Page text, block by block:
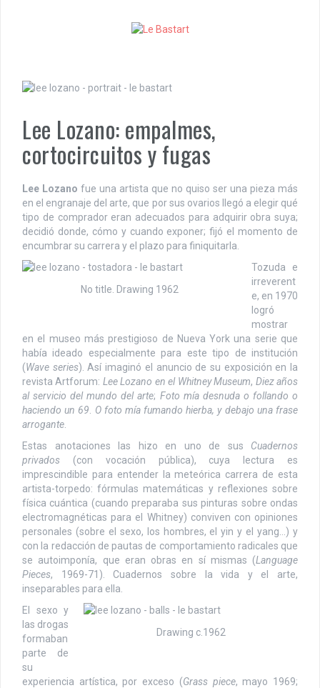
Lee Lozano: empalmes,
cortocircuitos y fugas
Lee Lozano fue una artista que no quiso ser una pieza más
en el engranaje del arte, que por sus ovarios llegó a elegir qué
tipo de comprador eran adecuados para adquirir obra suya;
decidió donde, cómo y cuando exponer; fijó el momento de
encumbrar su carrera y el plazo para finiquitarla.
No title. Drawing 1962
Tozuda e
irreverent
e, en 1970
logró
mostrar
en el museo más prestigioso de Nueva York una serie que
había ideado especialmente para este tipo de institución
(Wave series). Así imaginó el anuncio de su exposición en la
revista Artforum: Lee Lozano en el Whitney Museum, Diez años
al servicio del mundo del arte; Foto mía desnuda o follando o
haciendo un 69
O foto mía fumando hierba, y debajo una frase
arrogante
Estas anotaciones las hizo en uno de sus Cuadernos
privados (con vocación pública), cuya lectura es
imprescindible para entender la meteórica carrera de esta
artista-torpedo: fórmulas matemáticas y reflexiones sobre
física cuántica (cuando preparaba sus pinturas sobre ondas
electromagnéticas para el Whitney) conviven con opiniones
personales (sobre el sexo, los hombres, el yin y el yang…) y
con la redacción de pautas de comportamiento radicales que
se autoimponía, que eran obras en sí mismas (Language
Pieces, 1969-71). Cuadernos sobre la vida y el arte,
inseparables para ella.
Drawing c.1962
El sexo y
las drogas
formaban
parte de
su
experiencia artística, por exceso (Grass piece, mayo 1969;